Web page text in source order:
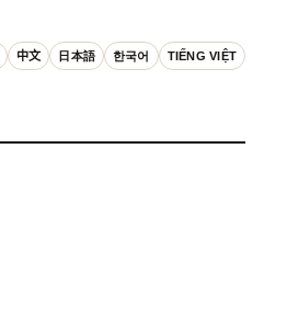
中文 日本語 한국어 TIẾNG VIỆT